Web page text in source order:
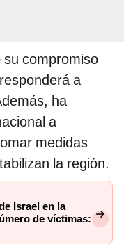
compromiso
a
ha
a
medidas
la región.​
Israel en la
de víctimas: